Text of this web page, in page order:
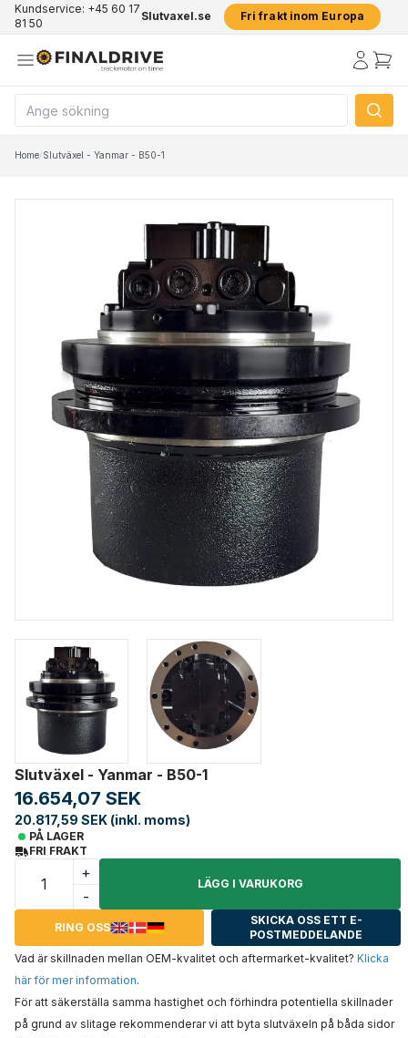
Kundservice: +45 60 17
81 50
Slutvaxel.se Fri frakt inom Europa
Home/Slutväxel - Yanmar - B50-1
Slutväxel - Yanmar - B50-1
16.654,07 SEK
20.817,59 SEK (inkl. moms)
PÅ LAGER
FRI FRAKT
+
-
LÄGG I VARUKORG
RING OSS
SKICKA OSS ETT E-
POSTMEDDELANDE
Vad är skillnaden mellan OEM-kvalitet och aftermarket-kvalitet? Klicka
här för mer information.
För att säkerställa samma hastighet och förhindra potentiella skillnader
på grund av slitage rekommenderar vi att byta slutväxeln på båda sidor